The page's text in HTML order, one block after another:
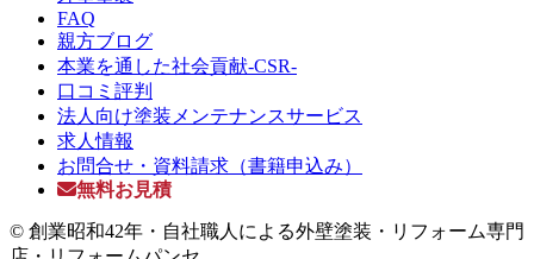
FAQ
親方ブログ
本業を通した社会貢献-CSR-
口コミ評判
法人向け塗装メンテナンスサービス
求人情報
お問合せ・資料請求（書籍申込み）
無料お見積
© 創業昭和42年・自社職人による外壁塗装・リフォーム専門